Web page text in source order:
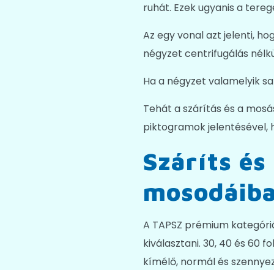
ruhát. Ezek ugyanis a
Az egy vonal azt jelenti,
négyzet centrifugálás
Ha a négyzet valamelyik
Tehát a szárítás és a
piktogramok jelentésével,
Száríts és
A TAPSZ prémium
kiválasztani. 30, 40 és 60
kímélő, normál és